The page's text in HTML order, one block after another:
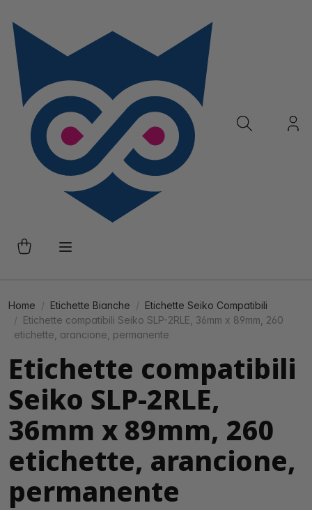
Home Etichette Bianche
Etichette Seiko Compatibili
Etichette compatibili Seiko SLP-2RLE, 36mm x 89mm, 260
etichette, arancione, permanente
Etichette compatibili
Seiko SLP-2RLE,
36mm x 89mm, 260
etichette, arancione,
permanente